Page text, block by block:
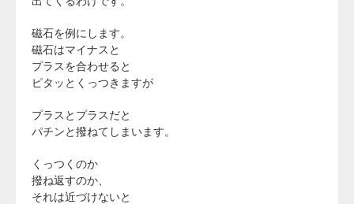
磁石を例にします。
磁石はマイナスと
プラスを合わせると
ピタッとくっつきますが
プラスとプラスだと
パチンと撥ねてしまいます。
くっつくのか
撥ね返すのか、
それは近づけないと